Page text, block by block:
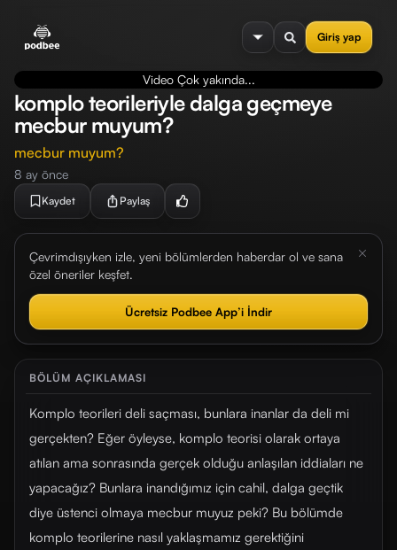
Giriş yap
menu
Video Çok yakında...
komplo teorileriyle dalga geçmeye
mecbur muyum?
mecbur muyum?
8 ay önce
Kaydet Paylaş
Çevrimdışıyken izle, yeni bölümlerden haberdar ol ve sana
özel öneriler keşfet.
Ücretsiz Podbee App’i İndir
BÖLÜM AÇIKLAMASI
Komplo teorileri deli saçması, bunlara inanlar da deli mi
gerçekten? Eğer öyleyse, komplo teorisi olarak ortaya
atılan ama sonrasında gerçek olduğu anlaşılan iddiaları ne
yapacağız? Bunlara inandığımız için cahil, dalga geçtik
diye üstenci olmaya mecbur muyuz peki? Bu bölümde
komplo teorilerine nasıl yaklaşmamız gerektiğini